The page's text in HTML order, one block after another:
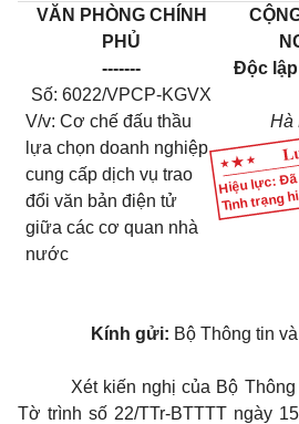
Hiệu lực:
Tình trạng
VĂN PHÒNG CHÍNH
PHỦ
-------
Số: 6022/VPCP-KGVX
V/v: Cơ chế đấu thầu
lựa chọn doanh nghiệp
cung cấp dịch vụ trao
đổi văn bản điện tử
giữa các cơ quan nhà
nước
Độc
Hà
Kính gửi: Bộ Thông tin
Xét kiến nghị của Bộ
Tờ trình số 22/TTr-BTTTT ngày